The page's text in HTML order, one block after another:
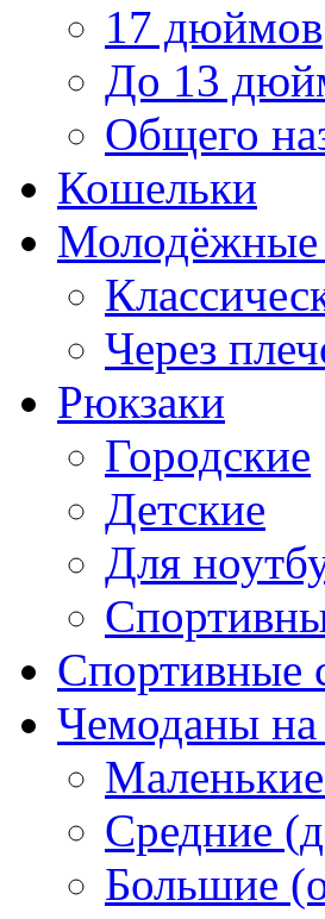
17 дюймов
До 13
Общего
Кошельки
Молодёжные
Через
Рюкзаки
Городские
Детские
Для
Спортивные
Чемоданы на
Средние
Большие